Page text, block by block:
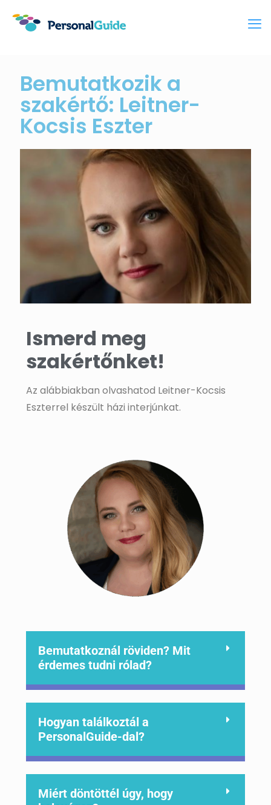
Bemutatkozik a
szakértő: Leitner-
Kocsis Eszter
Ismerd meg
szakértőnket!
Az alábbiakban olvashatod Leitner-Kocsis
Eszterrel készült házi interjúnkat.
Bemutatkoznál röviden? Mit
érdemes tudni rólad?
Hogyan találkoztál a
PersonalGuide-dal?
Miért döntöttél úgy, hogy